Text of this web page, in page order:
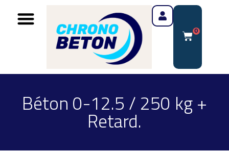
0
Béton 0-12.5 / 250 kg +
Retard.